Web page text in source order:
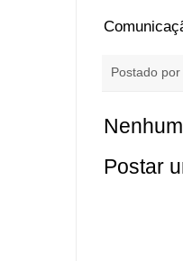
Postado por
Postar